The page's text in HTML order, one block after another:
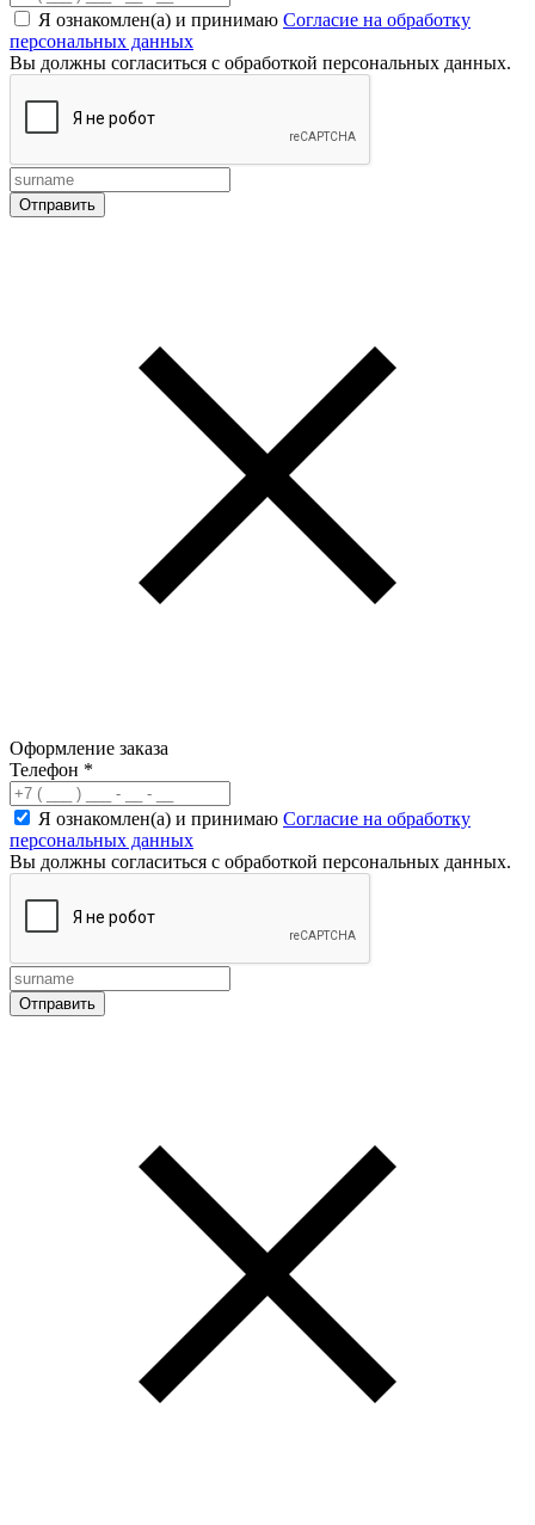
Я ознакомлен(а) и принимаю Согласие на обработку
персональных данных
Вы должны согласиться с обработкой персональных данных.
Оформление заказа
Телефон *
Я ознакомлен(а) и принимаю Согласие на обработку
персональных данных
Вы должны согласиться с обработкой персональных данных.